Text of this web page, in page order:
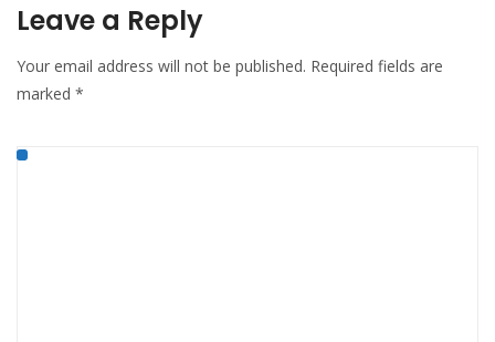
Leave a Reply
Your email address will not be published. Required fields are
marked *